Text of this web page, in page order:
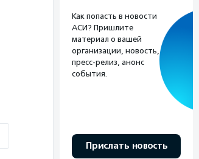
Как попасть в новости
АСИ? Пришлите
материал о вашей
организации, новость,
пресс-релиз, анонс
события.
Прислать новость